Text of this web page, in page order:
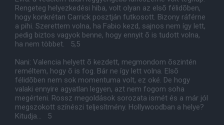
Rengeteg helyezkedési hiba, volt olyan az elsõ félidõben,
hogy konkrétan Carrick posztján futkosott. Bizony ráférne
a pihi. Szerettem volna, ha Fabio kezd, sajnos nem így lett,
pedig biztos vagyok benne, hogy ennyit õ is tudott volna,
ha nem többet. 5,5
Nani: Valencia helyett õ kezdett, megmondom õszintén
reméltem, hogy õ is fog. Bár ne így lett volna. Elsõ
félidõben nem sok momentuma volt, ez oké. De hogy
valaki ennyire agyatlan legyen, azt nem fogom soha
megérteni. Rossz megoldások sorozata ismét és a már jól
megszokott színészi teljesítmény. Hollywoodban a helye?
Kitudja... 5